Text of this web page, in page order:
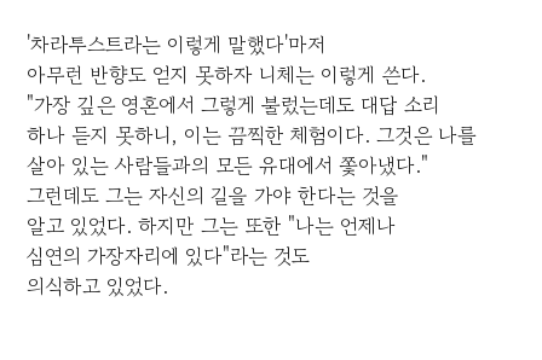
'차라투스트라는 이렇게 말했다'마저
아무런 반향도 얻지 못하자 니체는 이렇게 쓴다.
"가장 깊은 영혼에서 그렇게 불렀는데도 대답 소리
하나 듣지 못하니, 이는 끔찍한 체험이다. 그것은 나를
살아 있는 사람들과의 모든 유대에서 쫓아냈다."
그런데도 그는 자신의 길을 가야 한다는 것을
알고 있었다. 하지만 그는 또한 "나는 언제나
심연의 가장자리에 있다"라는 것도
의식하고 있었다.